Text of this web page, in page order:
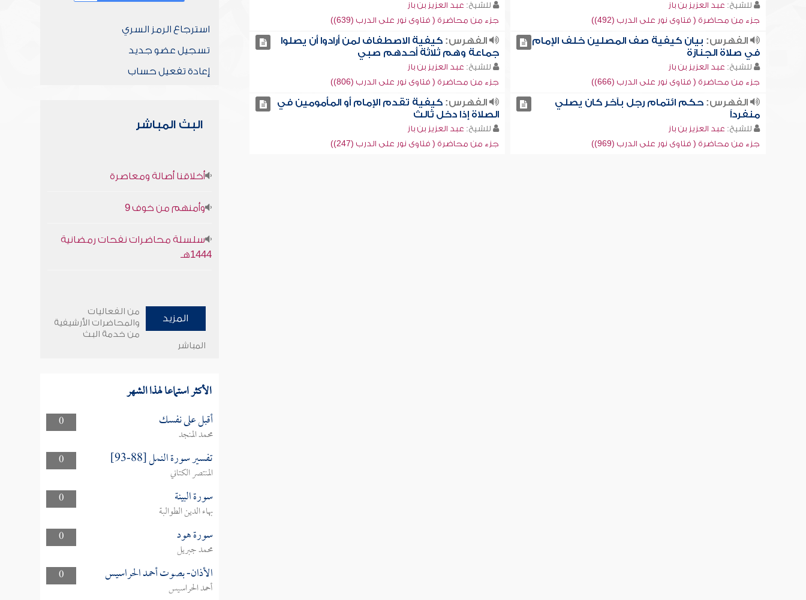
للشيخ: عبد العزيز بن باز
جزء من محاضرة ( فتاوى نور على الدرب (492))
للشيخ: عبد العزيز بن باز
جزء من محاضرة ( فتاوى نور على الدرب (639))
الفهرس: بيان كيفية صف المصلين خلف الإمام
في صلاة الجنازة
للشيخ: عبد العزيز بن باز
جزء من محاضرة ( فتاوى نور على الدرب (666))
الفهرس: كيفية الاصطفاف لمن أرادوا أن يصلوا
جماعة وهم ثلاثة أحدهم صبي
للشيخ: عبد العزيز بن باز
جزء من محاضرة ( فتاوى نور على الدرب (806))
الفهرس:حكم ائتمام رجل بآخر كان يصلي
منفرداً
للشيخ: عبد العزيز بن باز
جزء من محاضرة ( فتاوى نور على الدرب (969))
الفهرس: كيفية تقدم الإمام أو المأمومين في
الصلاة إذا دخل ثالث
للشيخ: عبد العزيز بن باز
جزء من محاضرة ( فتاوى نور على الدرب (247))
استرجاع الرمز السري
تسجيل عضو جديد
إعادة تفعيل حساب
البث المباشر
أخلاقنا أصالة ومعاصرة
وأمنهم من خوف 9
سلسلة محاضرات نفحات رمضانية
1444هـ
المزيد
من الفعاليات
والمحاضرات الأرشيفية
من خدمة البث
المباشر
الأكثر استماعا لهذا الشهر
0 أقبل على نفسك
محمد المنجد
0
تفسير سورة النمل [88-93]
المنتصر الكتاني
0
سورة البينة
بهاء الدين الطوالبة
0
سورة هود
محمد جبريل
0
الأذان- بصوت أحمد الحراسيس
أحمد الحراسيس